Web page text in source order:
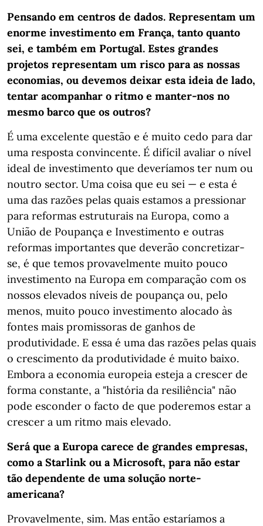
Pensando em centros de dados. Representam um
enorme investimento em França, tanto quanto
sei, e também em Portugal. Estes grandes
projetos representam um risco para as nossas
economias, ou devemos deixar esta ideia de lado,
tentar acompanhar o ritmo e manter-nos no
mesmo barco que os outros?
É uma excelente questão e é muito cedo para dar
uma resposta convincente. É difícil avaliar o nível
ideal de investimento que deveríamos ter num ou
noutro sector. Uma coisa que eu sei — e esta é
uma das razões pelas quais estamos a pressionar
para reformas estruturais na Europa, como a
União de Poupança e Investimento e outras
reformas importantes que deverão concretizar-
se, é que temos provavelmente muito pouco
investimento na Europa em comparação com os
nossos elevados níveis de poupança ou, pelo
menos, muito pouco investimento alocado às
fontes mais promissoras de ganhos de
produtividade. E essa é uma das razões pelas quais
o crescimento da produtividade é muito baixo.
Embora a economia europeia esteja a crescer de
forma constante, a "história da resiliência" não
pode esconder o facto de que poderemos estar a
crescer a um ritmo mais elevado.
Será que a Europa carece de grandes empresas,
como a Starlink ou a Microsoft, para não estar
tão dependente de uma solução norte-
americana?
Provavelmente, sim. Mas então estaríamos a